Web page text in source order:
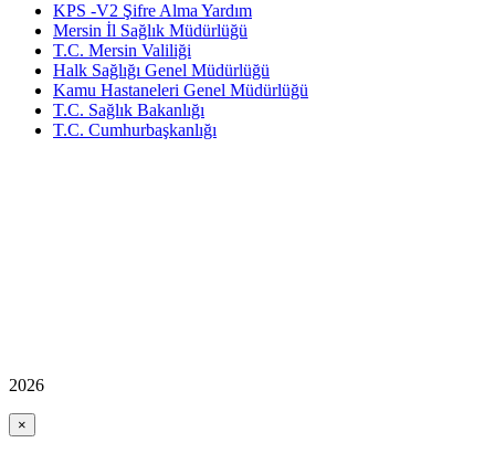
KPS -V2 Şifre Alma Yardım
Mersin İl Sağlık Müdürlüğü
T.C. Mersin Valiliği
Halk Sağlığı Genel Müdürlüğü
Kamu Hastaneleri Genel Müdürlüğü
T.C. Sağlık Bakanlığı
T.C. Cumhurbaşkanlığı
2026
×